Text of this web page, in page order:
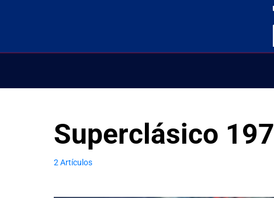
Superclásico 197
2 Artículos